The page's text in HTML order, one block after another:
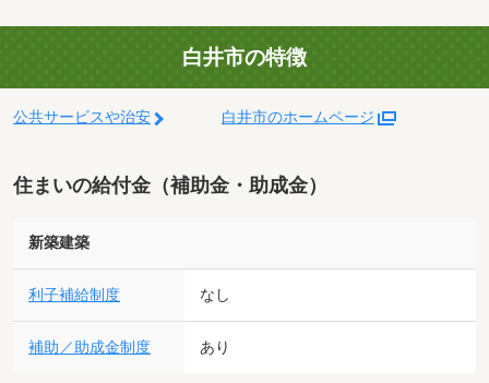
白井市の特徴
公共サービスや治安 白井市のホームページ
住まいの給付金（補助金・助成金）
新築建築
利子補給制度 なし
補助／助成金制度 あり